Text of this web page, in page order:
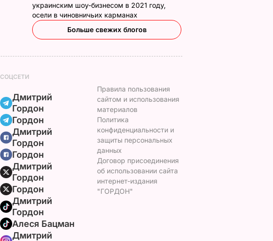
украинским шоу-бизнесом в 2021 году,
осели в чиновничьих карманах
Больше свежих блогов
СОЦСЕТИ
Дмитрий
Гордон
Гордон
Дмитрий
Гордон
Гордон
Дмитрий
Гордон
Гордон
Дмитрий
Гордон
Алеся Бацман
Дмитрий
Правила пользования
сайтом и использования
материалов
Политика
конфиденциальности и
защиты персональных
данных
Договор присоединения
об использовании сайта
интернет-издания
"ГОРДОН"